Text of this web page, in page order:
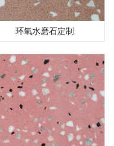
环氧水磨石定制